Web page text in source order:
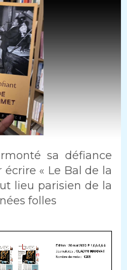
sa défiance
« Le Bal de la
lieu parisien de la
folles